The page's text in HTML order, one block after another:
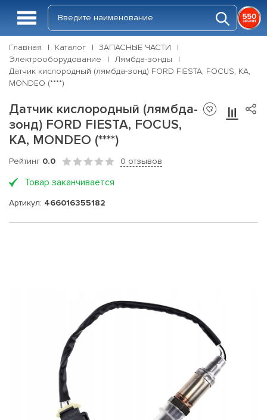
Главная Каталог
ЗАПАСНЫЕ ЧАСТИ
Электрооборудование
Лямбда-зонды
Датчик кислородный (лямбда-зонд) FORD FIESTA, FOCUS, KA,
MONDEO (****)
Датчик кислородный (лямбда-
зонд) FORD FIESTA, FOCUS,
KA, MONDEO (****)
Рейтинг 0.0 0 отзывов
Товар заканчивается
Артикул: 466016355182